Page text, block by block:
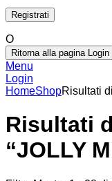
O
Ritorna alla pagina Login
Menu
Login
HomeShopRisultati
Risultati
“JOLLY